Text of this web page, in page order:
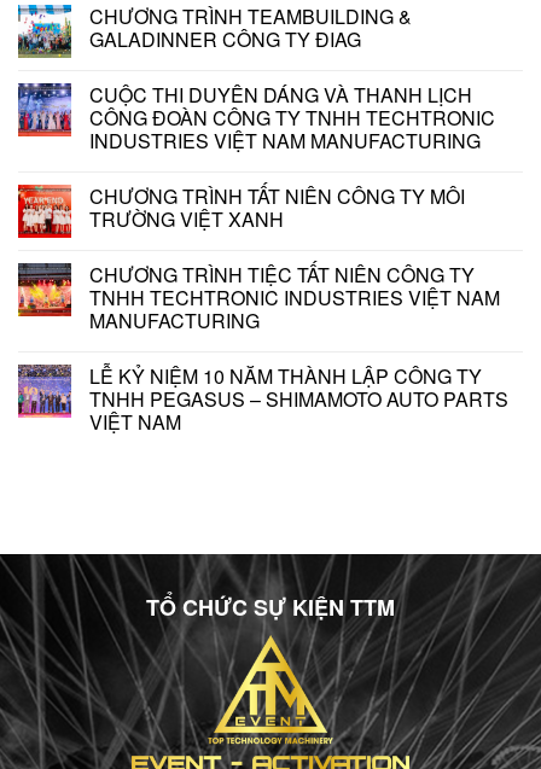
CHƯƠNG TRÌNH TEAMBUILDING &
GALADINNER CÔNG TY ĐIAG
CUỘC THI DUYÊN DÁNG VÀ THANH LỊCH
CÔNG ĐOÀN CÔNG TY TNHH TECHTRONIC
INDUSTRIES VIỆT NAM MANUFACTURING
CHƯƠNG TRÌNH TẤT NIÊN CÔNG TY MÔI
TRƯỜNG VIỆT XANH
CHƯƠNG TRÌNH TIỆC TẤT NIÊN CÔNG TY
TNHH TECHTRONIC INDUSTRIES VIỆT NAM
MANUFACTURING
LỄ KỶ NIỆM 10 NĂM THÀNH LẬP CÔNG TY
TNHH PEGASUS – SHIMAMOTO AUTO PARTS
VIỆT NAM
TỔ CHỨC SỰ KIỆN TTM